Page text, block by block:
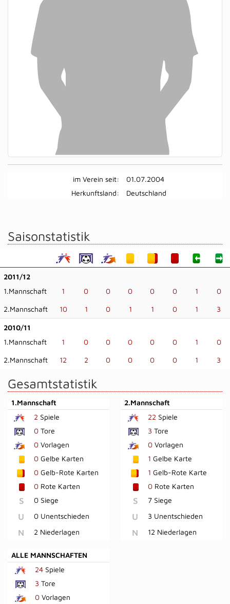
im Verein seit:
01.07.2004
Herkunftsland:
Deutschland
Saisonstatistik
2011/12
1.Mannschaft
1 0 0 0 0 0 1 0
2.Mannschaft 10 1 0 1 1 0 1 3
2010/11
1.Mannschaft
1 0 0 0 0 0 1 0
2.Mannschaft 12 2 0 0 0 0 1 3
Gesamtstatistik
1.Mannschaft
2 Spiele
0 Tore
0 Vorlagen
0 Gelbe Karten
0 Gelb-Rote Karten
0 Rote Karten
S 0 Siege
U 0 Unentschieden
N 2 Niederlagen
2.Mannschaft
22 Spiele
3 Tore
0Vorlagen
1 Gelbe Karte
1 Gelb-Rote Karte
0Rote Karten
S 7 Siege
U 3 Unentschieden
N 12 Niederlagen
ALLE MANNSCHAFTEN
24 Spiele
3 Tore
0 Vorlagen